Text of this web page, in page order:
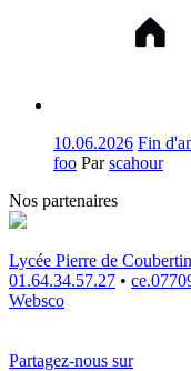
10.06.2026 Fin
foo Parscahour
Nos partenaires
Lycée Pierre de
01.64.34.57.27 •
Websco
Partagez-nous sur